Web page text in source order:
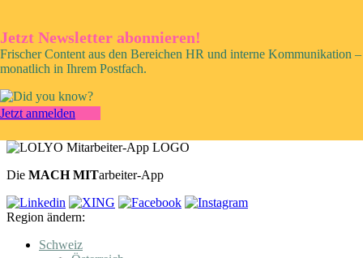
Jetzt Newsletter abonnieren!
Frischer Content aus den Bereichen HR und interne Kommunikation –
monatlich in Ihrem Postfach.
Jetzt anmelden
Die MACH MITarbeiter-App
Region ändern:
Schweiz